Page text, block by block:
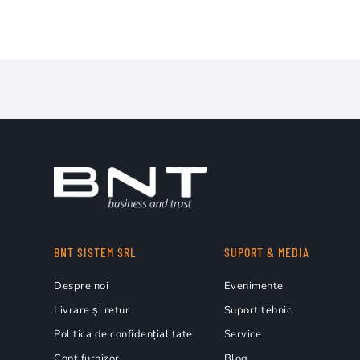
BNT SISTEM SRL
Despre noi
Livrare și retur
Politica de confidențialitate
SUPORT & MEDIA
Evenimente
Suport tehnic
Service